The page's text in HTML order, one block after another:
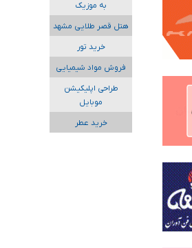
به موزیک
هتل قصر طلایی مشهد
خرید تور
فروش مواد شیمیایی
طراحی اپلیکیشن
موبایل
خرید عطر